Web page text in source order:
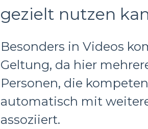
gezielt nutzen
Besonders in Videos
Geltung, da hier
Personen, die
automatisch mit
assoziiert.